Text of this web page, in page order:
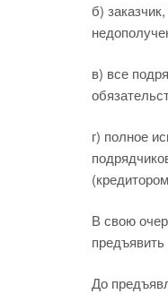
б)
в) все
г) полное
В свою
До